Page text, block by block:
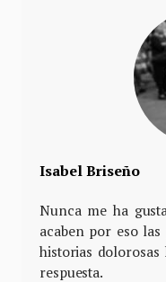
Isabel Briseño
Nunca me ha
acaben por eso
historias dolorosas
respuesta.